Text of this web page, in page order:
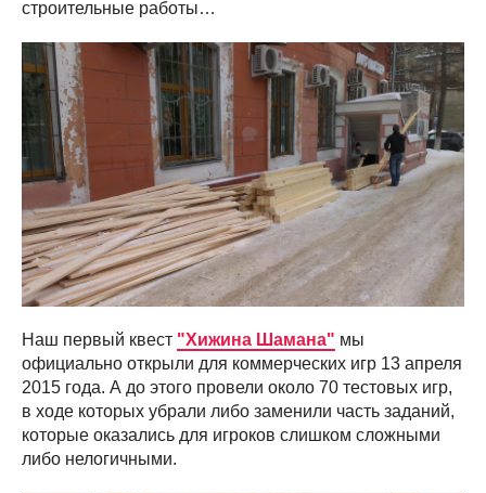
строительные работы…
Наш первый квест "Хижина Шамана" мы
официально открыли для коммерческих игр 13 апреля
2015 года. А до этого провели около 70 тестовых игр,
в ходе которых убрали либо заменили часть заданий,
которые оказались для игроков слишком сложными
либо нелогичными.